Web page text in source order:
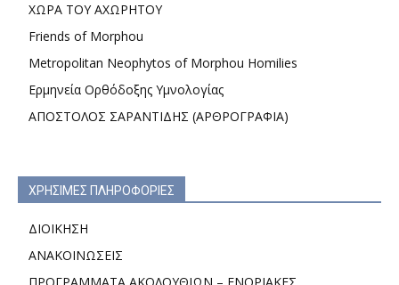
ΧΩΡΑ ΤΟΥ ΑΧΩΡΗΤΟΥ
Friends of Morphou
Metropolitan Neophytos of Morphou Homilies
Ερμηνεία Ορθόδοξης Υμνολογίας
ΑΠΟΣΤΟΛΟΣ ΣΑΡΑΝΤΙΔΗΣ (ΑΡΘΡΟΓΡΑΦΙΑ)
ΧΡΗΣΙΜΕΣ ΠΛΗΡΟΦΟΡΙΕΣ
ΔΙΟΙΚΗΣΗ
ΑΝΑΚΟΙΝΩΣΕΙΣ